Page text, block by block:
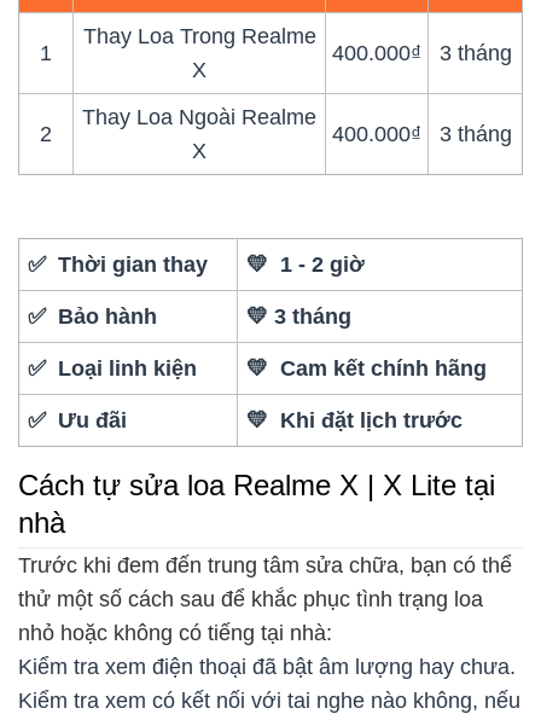
1
Thay Loa Trong Realme
X
400.000₫ 3 tháng
2
Thay Loa Ngoài Realme
X
400.000₫ 3 tháng
✅ Thời gian thay 💛 1 - 2 giờ
✅ Bảo hành 💛 3 tháng
✅ Loại linh kiện 💛 Cam kết chính hãng
✅ Ưu đãi 💛 Khi đặt lịch trước
Cách tự sửa loa Realme X | X Lite tại
nhà
Trước khi đem đến trung tâm sửa chữa, bạn có thể
thử một số cách sau để khắc phục tình trạng loa
nhỏ hoặc không có tiếng tại nhà:
Kiểm tra xem điện thoại đã bật âm lượng hay chưa.
Kiểm tra xem có kết nối với tai nghe nào không, nếu